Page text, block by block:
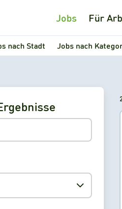
Jobs Für
nach Stadt Jobs nach